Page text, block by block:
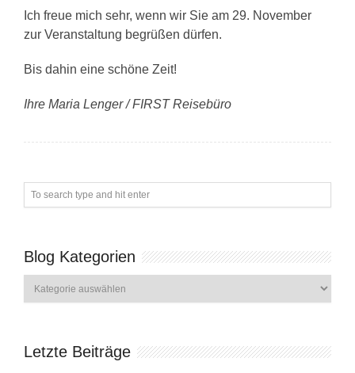
Ich freue mich sehr, wenn wir Sie am 29. November
zur Veranstaltung begrüßen dürfen.
Bis dahin eine schöne Zeit!
Ihre Maria Lenger / FIRST Reisebüro
Blog Kategorien
Letzte Beiträge